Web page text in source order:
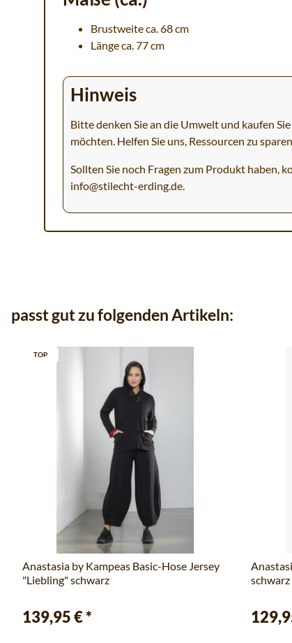
Brustweite ca. 68 cm
Länge ca. 77 cm
Hinweis
Bitte denken Sie an die Umwelt und kaufen
möchten. Helfen Sie uns, Ressourcen zu
Sollten Sie noch Fragen zum Produkt haben,
info@stilecht-erding.de.
passt gut zu folgenden Artikeln:
TOP
Anastasia by Kampeas Basic-Hose Jersey
"Liebling" schwarz
139,95 €*
schwarz